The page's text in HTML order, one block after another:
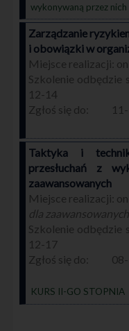
wykonywaną przez
Zarządzanie
i obowiązki w
12-14
Taktyka i
przesłuchań z
zaawansowanych
dla zaawansowanych
12-17
KURS II-GO STOPNIA